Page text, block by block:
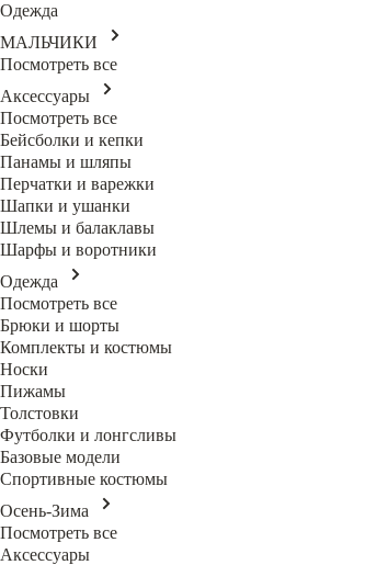
Одежда
МАЛЬЧИКИ
Посмотреть все
Аксессуары
Посмотреть все
Бейсболки и кепки
Панамы и шляпы
Перчатки и варежки
Шапки и ушанки
Шлемы и балаклавы
Шарфы и воротники
Одежда
Посмотреть все
Брюки и шорты
Комплекты и костюмы
Носки
Пижамы
Толстовки
Футболки и лонгсливы
Базовые модели
Спортивные костюмы
Осень-Зима
Посмотреть все
Аксессуары